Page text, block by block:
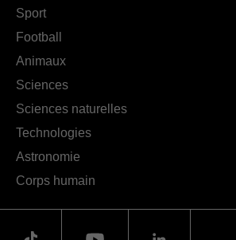
Sport
Football
Animaux
Sciences
Sciences naturelles
Technologies
Astronomie
Corps humain